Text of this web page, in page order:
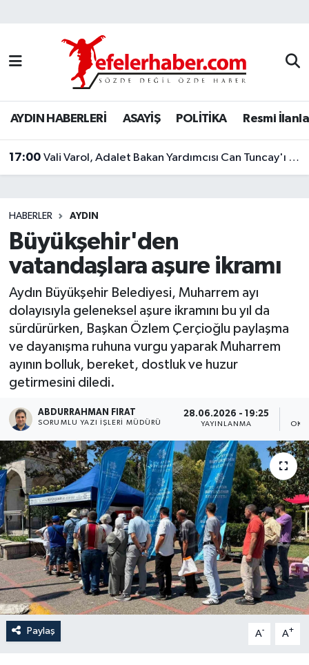
AYDIN HABERLERİ ASAYİŞ POLİTİKA Resmi
17:00 Vali Varol, Adalet Bakan Yardımcısı Can Tuncay'ı ağırladı
HABERLER AYDIN
Büyükşehir'den
vatandaşlara aşure ikramı
Aydın Büyükşehir Belediyesi, Muharrem ayı
dolayısıyla geleneksel aşure ikramını bu yıl da
sürdürürken, Başkan Özlem Çerçioğlu paylaşma
ve dayanışma ruhuna vurgu yaparak Muharrem
ayının bolluk, bereket, dostluk ve huzur
getirmesini diledi.
ABDURRAHMAN FIRAT
SORUMLU YAZI İŞLERI MÜDÜRÜ
28.06.2026 - 19:25
YAYINLANMA
Paylaş A- A+
Nöbetçi Eczaneler
Hava Durumu
Aydin Namaz Vakitleri
Trafik Durumu
Son Dakika Haberleri
Haber Arşivi